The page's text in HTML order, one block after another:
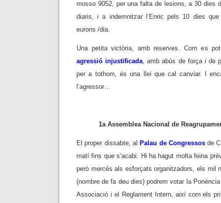
mosso 9052, per una falta de lesions, a 30 dies
diaris, i a indemnitzar l’Enric pels 10 dies
eurons /dia.
Una petita victòria, amb reserves. Com es
agressió injustificada, amb abús de força i de
per a tothom, és una llei que cal canviar. I
l’agressor…
1a Assemblea Nacional de
El proper dissabte, al Palau de Congressosde
matí fins que s’acabi. Hi ha hagut molta feina
però mercès als esforçats organitzadors, els mil
(nombre de fa deu dies) podrem votar la
Associació i el Reglament Intern, així com els